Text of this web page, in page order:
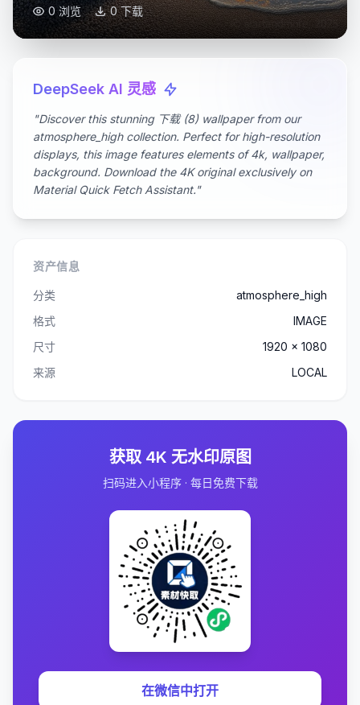
0 浏览 0 下载
DeepSeek AI 灵感
"Discover this stunning 下载 (8) wallpaper from our
atmosphere_high collection. Perfect for high-resolution
displays, this image features elements of 4k, wallpaper,
background. Download the 4K original exclusively on
Material Quick Fetch Assistant."
资产信息
分类
atmosphere_high
格式
IMAGE
尺寸
1920 x 1080
来源
LOCAL
获取 4K 无水印原图
扫码进入小程序 · 每日免费下载
在微信中打开